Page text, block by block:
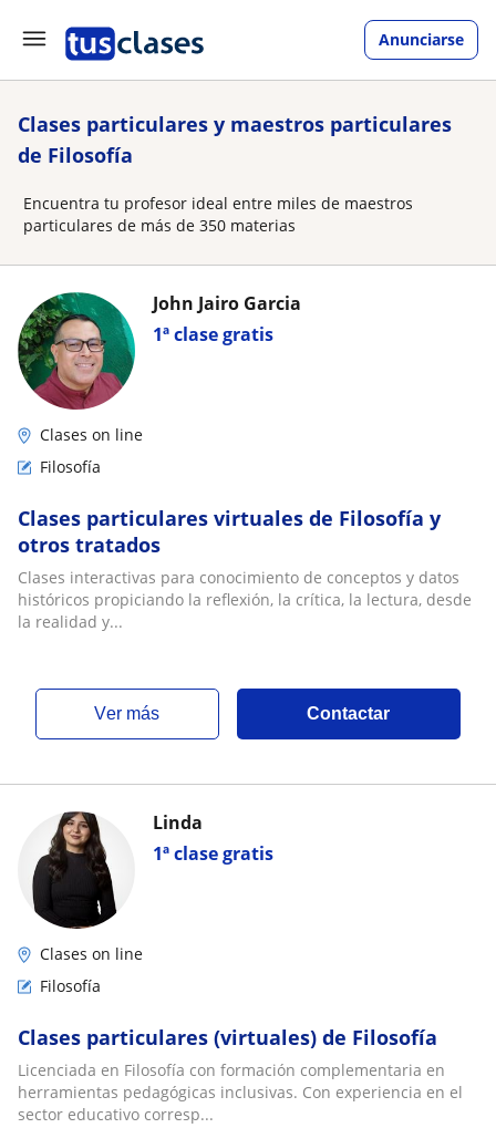
Anunciarse
Clases particulares y maestros particulares
de Filosofía
Encuentra tu profesor ideal entre miles de maestros
particulares de más de 350 materias
1ª clase gratis
John Jairo Garcia
Clases on line
Filosofía
Clases particulares virtuales de Filosofía y
otros tratados
Clases interactivas para conocimiento de conceptos y datos
históricos propiciando la reflexión, la crítica, la lectura, desde
la realidad y...
ver más Contactar
1ª clase gratis
Linda
Clases on line
Filosofía
Clases particulares (virtuales) de Filosofía
Licenciada en Filosofía con formación complementaria en
herramientas pedagógicas inclusivas. Con experiencia en el
sector educativo corresp...